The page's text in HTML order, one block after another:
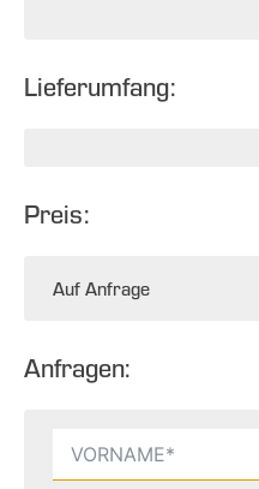
Lieferumfang:
Preis:
Auf Anfrage
Anfragen: